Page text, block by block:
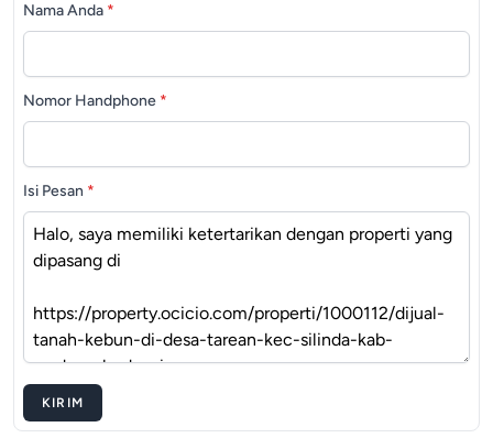
Nama Anda *
Nomor Handphone *
Isi Pesan *
KIRIM